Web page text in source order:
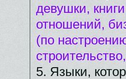
девушки,
отношений,
(по
5. Языки,